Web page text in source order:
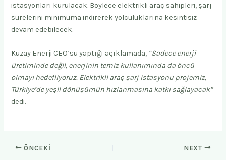
istasyonları kurulacak. Böylece elektrikli araç sahipleri, şarj
sürelerini minimuma indirerek yolculuklarına kesintisiz
devam edebilecek.
Kuzay Enerji CEO’su yaptığı açıklamada, “Sadece enerji
üretiminde değil, enerjinin temiz kullanımında da öncü
olmayı hedefliyoruz. Elektrikli araç şarj istasyonu projemiz,
Türkiye’de yeşil dönüşümün hızlanmasına katkı sağlayacak”
dedi.
ÖNCEKI NEXT